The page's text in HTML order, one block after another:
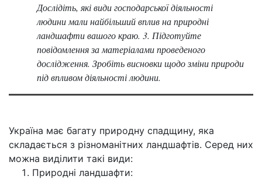
Дослідіть, які види господарської діяльності
людини мали найбільший вплив на природні
ландшафти вашого краю. 3. Підготуйте
повідомлення за матеріалами проведеного
дослідження. Зробіть висновки щодо зміни природи
під впливом діяльності людини.
Україна має багату природну спадщину, яка
складається з різноманітних ландшафтів. Серед них
можна виділити такі види:
Природні ландшафти: